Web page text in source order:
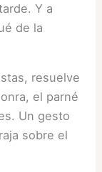
Y a
de la
resuelve
el parné
Un gesto
sobre el